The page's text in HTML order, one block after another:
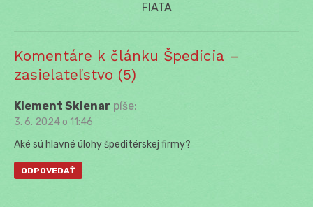
FIATA
Komentáre k článku Špedícia –
zasielateľstvo (5)
Klement Sklenar píše:
3. 6. 2024 o 11:46
Aké sú hlavné úlohy špeditérskej firmy?
ODPOVEDAŤ